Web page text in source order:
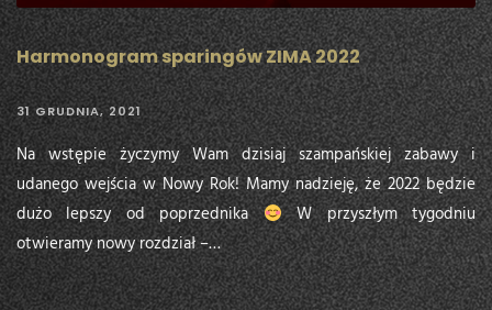
Harmonogram sparingów ZIMA 2022
31 GRUDNIA, 2021
Na wstępie życzymy Wam dzisiaj szampańskiej zabawy i
udanego wejścia w Nowy Rok! Mamy nadzieję, że 2022 będzie
dużo lepszy od poprzednika
W przyszłym tygodniu
otwieramy nowy rozdział –…